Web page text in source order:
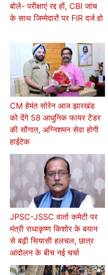
बोले- परीक्षाएं रद्द हों, CBI जांच
के साथ जिम्मेदारों पर FIR दर्ज हो
CM हेमंत सोरेन आज झारखंड
को देंगे 58 आधुनिक फायर टेंडर
की सौगात, अग्निशमन सेवा होगी
हाईटेक
JPSC-JSSC वार्ता कमेटी पर
मंत्री राधाकृष्ण किशोर के बयान
से बढ़ी सियासी हलचल, छात्र
आंदोलन के बीच नई चर्चा